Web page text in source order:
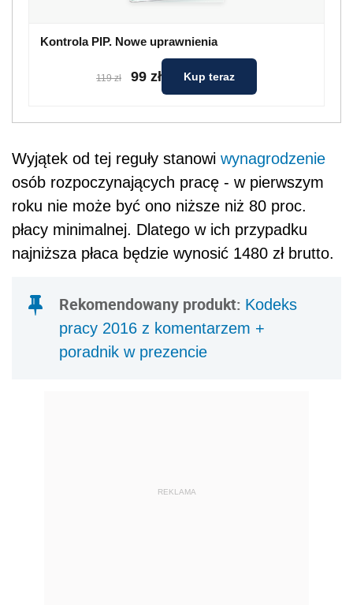
Kontrola PIP. Nowe uprawnienia
119 zł 99 zł Kup teraz
Wyjątek od tej reguły stanowi wynagrodzenie
osób rozpoczynających pracę - w pierwszym
roku nie może być ono niższe niż 80 proc.
płacy minimalnej. Dlatego w ich przypadku
najniższa płaca będzie wynosić 1480 zł brutto.
Rekomendowany produkt: Kodeks
pracy 2016 z komentarzem +
poradnik w prezencie
REKLAMA